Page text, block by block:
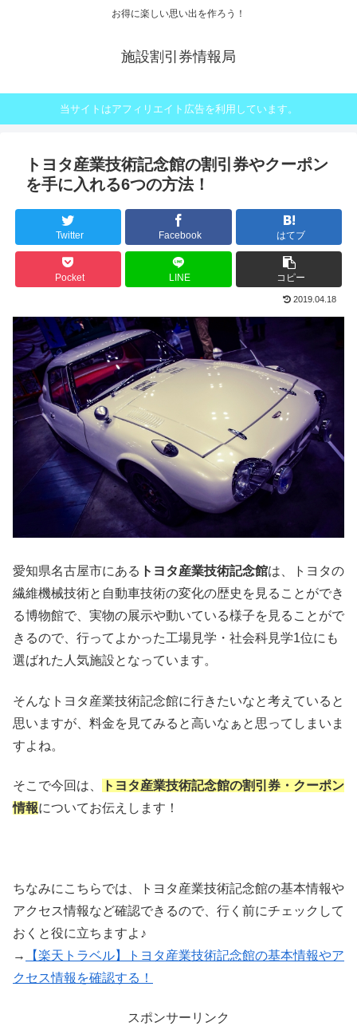
お得に楽しい思い出を作ろう！
施設割引券情報局
当サイトはアフィリエイト広告を利用しています。
トヨタ産業技術記念館の割引券やクーポン
を手に入れる6つの方法！
Twitter Facebook はてブ
Pocket LINE コピー
2019.04.18
愛知県名古屋市にある トヨタ産業技術記念館は、トヨタの
繊維機械技術と自動車技術の変化の歴史を見ることができ
る博物館で、実物の展示や動いている様子を見ることがで
きるので、行ってよかった工場見学・社会科見学1位にも
選ばれた人気施設となっています。
そんなトヨタ産業技術記念館に行きたいなと考えていると
思いますが、料金を見てみると高いなぁと思ってしまいま
すよね。
そこで今回は、
トヨタ産業技術記念館の割引券・クーポン
情報についてお伝えします！
ちなみにこちらでは、トヨタ産業技術記念館の基本情報や
アクセス情報など確認できるので、行く前にチェックして
おくと役に立ちますよ♪
→
【楽天トラベル】トヨタ産業技術記念館の基本情報やア
クセス情報を確認する！
スポンサーリンク